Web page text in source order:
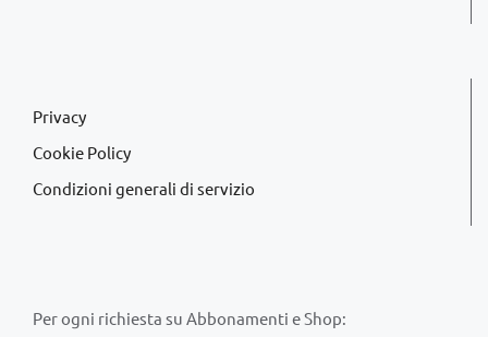
Privacy
Cookie Policy
Condizioni generali di servizio
Per ogni richiesta su Abbonamenti e Shop: